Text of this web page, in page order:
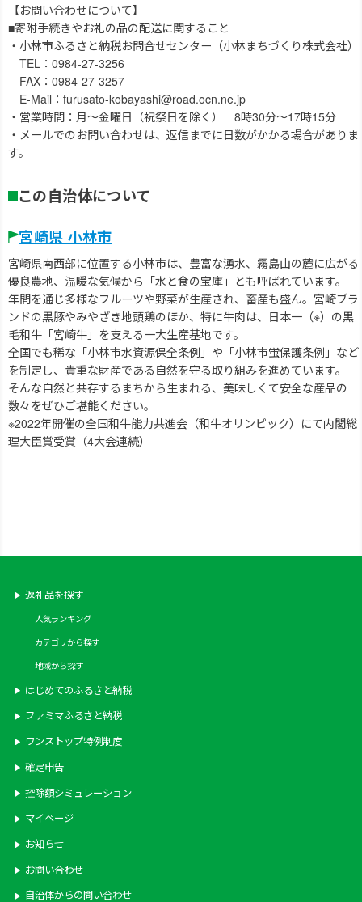
【お問い合わせについて】
■寄附手続きやお礼の品の配送に関すること
・小林市ふるさと納税お問合せセンター（小林まちづくり株式会社）
TEL：0984-27-3256
FAX：0984-27-3257
E-Mail：furusato-kobayashi@road.ocn.ne.jp
・営業時間：月～金曜日（祝祭日を除く） 8時30分～17時15分
・メールでのお問い合わせは、返信までに日数がかかる場合がありま
す。
この自治体について
宮崎県 小林市
宮崎県南西部に位置する小林市は、豊富な湧水、霧島山の麓に広がる
優良農地、温暖な気候から「水と食の宝庫」とも呼ばれています。
年間を通じ多様なフルーツや野菜が生産され、畜産も盛ん。宮崎ブラ
ンドの黒豚やみやざき地頭鶏のほか、特に牛肉は、日本一（※）の黒
毛和牛「宮崎牛」を支える一大生産基地です。
全国でも稀な「小林市水資源保全条例」や「小林市蛍保護条例」など
を制定し、貴重な財産である自然を守る取り組みを進めています。
そんな自然と共存するまちから生まれる、美味しくて安全な産品の
数々をぜひご堪能ください。
※2022年開催の全国和牛能力共進会（和牛オリンピック）にて内閣総
理大臣賞受賞（4大会連続）
返礼品を探す
人気ランキング
カテゴリから探す
地域から探す
はじめてのふるさと納税
ファミマふるさと納税
ワンストップ特例制度
確定申告
控除額シミュレーション
マイページ
お知らせ
お問い合わせ
自治体からの問い合わせ